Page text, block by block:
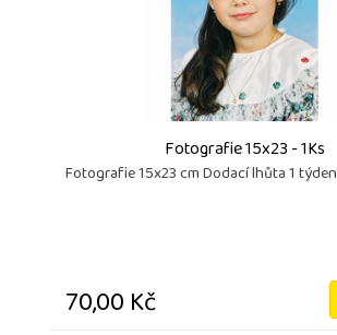
Fotografie 15x23 - 1Ks
Fotografie 15x23 cm Dodací lhůta 1 týden
70,00 Kč